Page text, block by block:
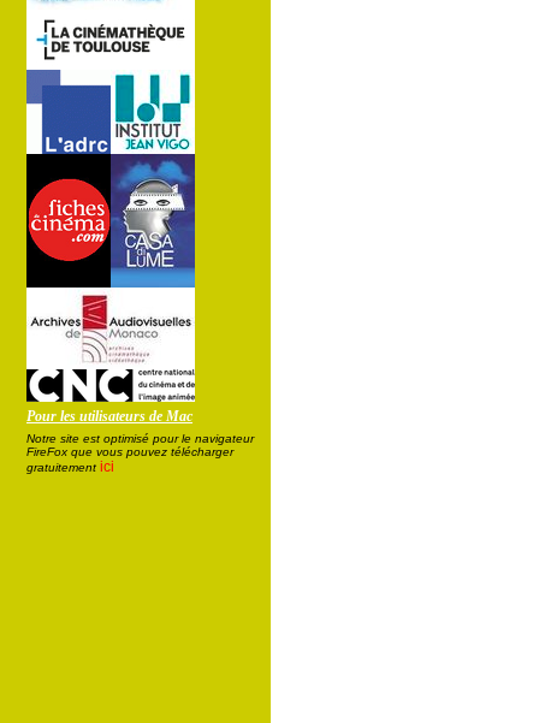
Pour les utilisateurs de Mac
Notre site est optimisé pour le navigateur
FireFox que vous pouvez télécharger
gratuitement ici